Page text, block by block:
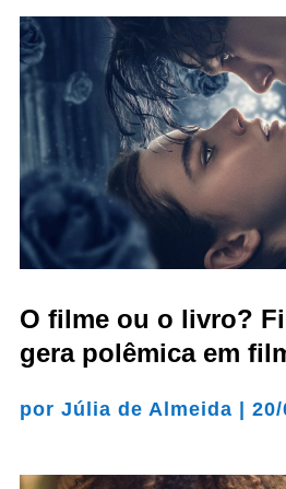
O filme ou o livro?
gera polêmica em
por Júlia de Almeida